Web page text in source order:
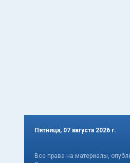
Пятница, 07 августа 2026 г.
Все права на материалы,